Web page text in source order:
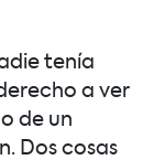
tenía
a ver
de un
Dos cosas